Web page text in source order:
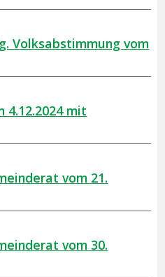
Volksabstimmung vom
4.12.2024 mit
vom 21.
vom 30.